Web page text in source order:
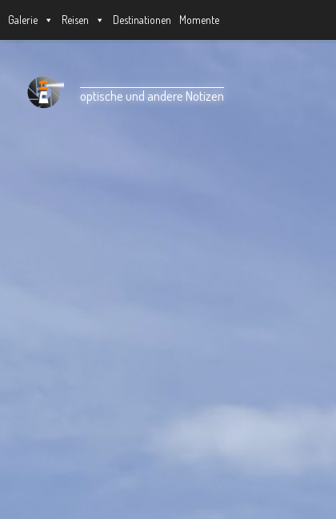
Unter dem Inhalt
Galerie Reisen Destinationen Momente
optische und andere Notizen